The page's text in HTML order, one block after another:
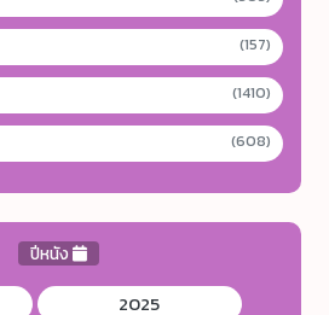
(157)
(1410)
(608)
ปีหนัง
2025